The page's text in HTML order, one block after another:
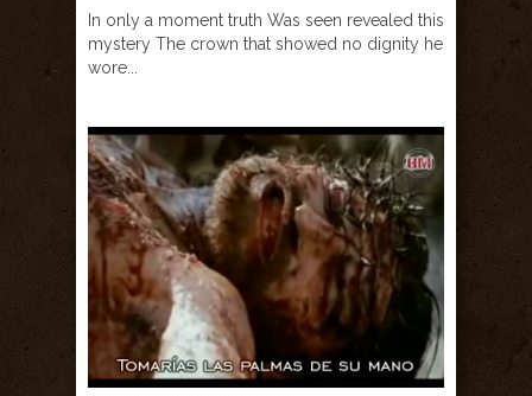
In only a moment truth Was seen revealed this
mystery The crown that showed no dignity he
wore...